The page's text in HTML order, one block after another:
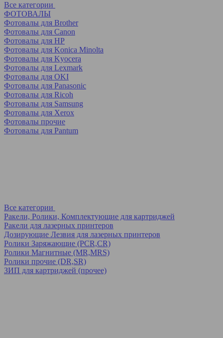
Все категории
ФОТОВАЛЫ
Фотовалы для Brother
Фотовалы для Canon
Фотовалы для HP
Фотовалы для Koniсa Minolta
Фотовалы для Kyocera
Фотовалы для Lexmark
Фотовалы для OKI
Фотовалы для Panasonic
Фотовалы для Ricoh
Фотовалы для Samsung
Фотовалы для Xerox
Фотовалы прочие
Фотовалы для Pantum
Все категории
Ракели, Ролики, Комплектующие для картриджей
Ракели для лазерных принтеров
Дозирующие Лезвия для лазерных принтеров
Ролики Заряжающие (PCR,CR)
Ролики Магнитные (MR,MRS)
Ролики прочие (DR,SR)
ЗИП для картриджей (прочее)